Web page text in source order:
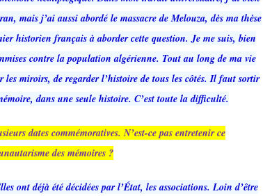
mais j’ai aussi abordé le massacre de Melouza, dès ma thèse
historien français à aborder cette question. Je me suis, bien
contre la population algérienne. Tout au long de ma vie
les miroirs, de regarder l’histoire de tous les côtés. Il faut sortir
dans une seule histoire. C’est toute la difficulté.
dates commémoratives. N’est-ce pas entretenir ce
des mémoires ?
ont déjà été décidées par l’État, les associations. Loin d’être